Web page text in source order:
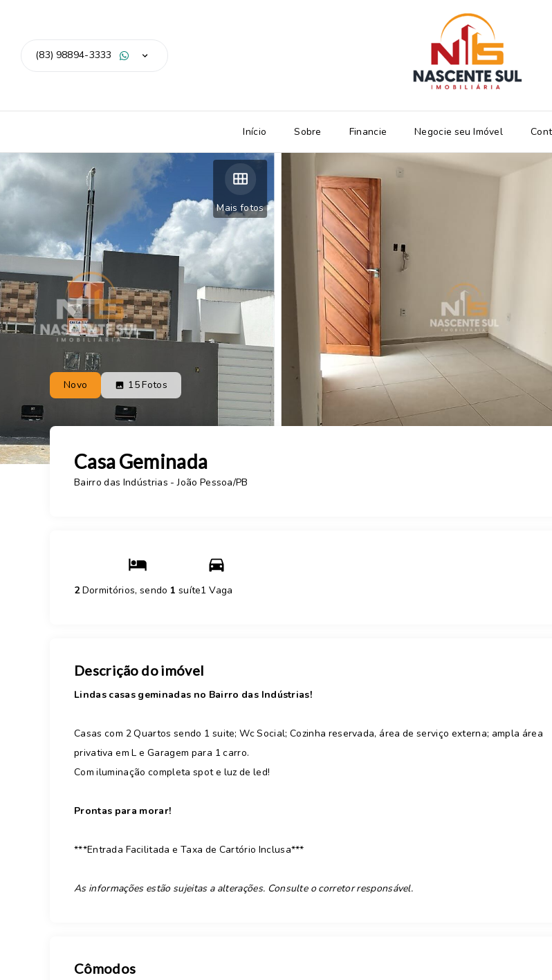
(83) 98894-3333
Início Sobre Financie Negocie seu Imóvel
Mais fotos
Novo 15Fotos
Casa Geminada
Bairro das Indústrias - João Pessoa/PB
2Dormitórios, sendo 1 suíte1 Vaga
Descrição do imóvel
Lindas casas geminadas no Bairro das Indústrias!
Casas com 2 Quartos sendo 1 suite; Wc Social; Cozinha reservada, área de serviço externa; ampla área
privativa em L e Garagem para 1 carro.
Com iluminação completa spot e luz de led!
Prontas para morar!
***Entrada Facilitada e Taxa de Cartório Inclusa***
As informações estão sujeitas a alterações. Consulte o corretor responsável.
Cômodos